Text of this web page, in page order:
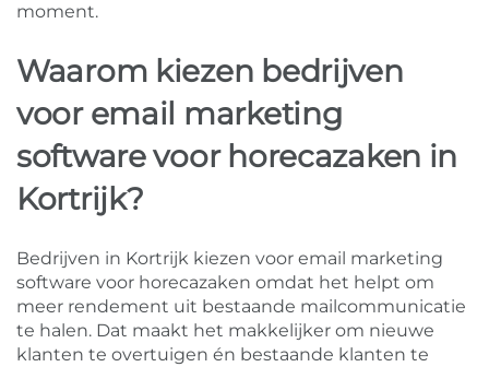
moment.
Waarom kiezen bedrijven
voor email marketing
software voor horecazaken in
Kortrijk?
Bedrijven in Kortrijk kiezen voor email marketing
software voor horecazaken omdat het helpt om
meer rendement uit bestaande mailcommunicatie
te halen. Dat maakt het makkelijker om nieuwe
klanten te overtuigen én bestaande klanten te